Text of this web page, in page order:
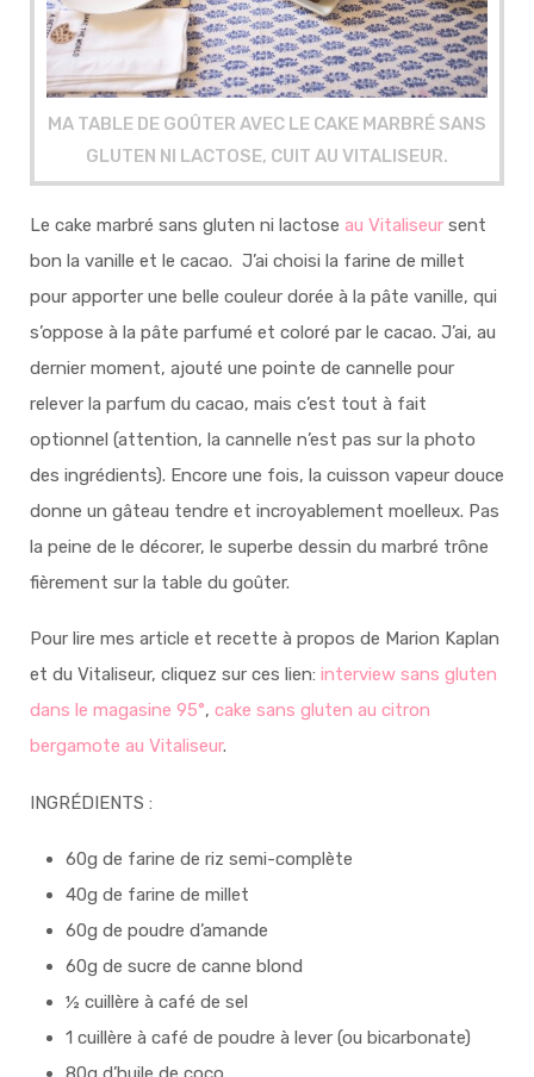
MA TABLE DE GOÛTER AVEC LE CAKE MARBRÉ SANS
GLUTEN NI LACTOSE, CUIT AU VITALISEUR.
Le cake marbré sans gluten ni lactose au Vitaliseur sent
bon la vanille et le cacao. J’ai choisi la farine de millet
pour apporter une belle couleur dorée à la pâte vanille, qui
s’oppose à la pâte parfumé et coloré par le cacao. J’ai, au
dernier moment, ajouté une pointe de cannelle pour
relever la parfum du cacao, mais c’est tout à fait
optionnel (attention, la cannelle n’est pas sur la photo
des ingrédients). Encore une fois, la cuisson vapeur douce
donne un gâteau tendre et incroyablement moelleux. Pas
la peine de le décorer, le superbe dessin du marbré trône
fièrement sur la table du goûter.
Pour lire mes article et recette à propos de Marion Kaplan
et du Vitaliseur, cliquez sur ces lien: interview sans gluten
dans le magasine 95°, cake sans gluten au citron
bergamote au Vitaliseur.
INGRÉDIENTS :
60g de farine de riz semi-complète
40g de farine de millet
60g de poudre d’amande
60g de sucre de canne blond
½ cuillère à café de sel
1 cuillère à café de poudre à lever (ou bicarbonate)